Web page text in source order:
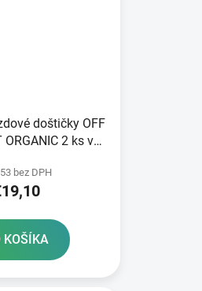
doštičky OFF
ORGANIC 2 ks v
bez DPH
KOŠÍKA